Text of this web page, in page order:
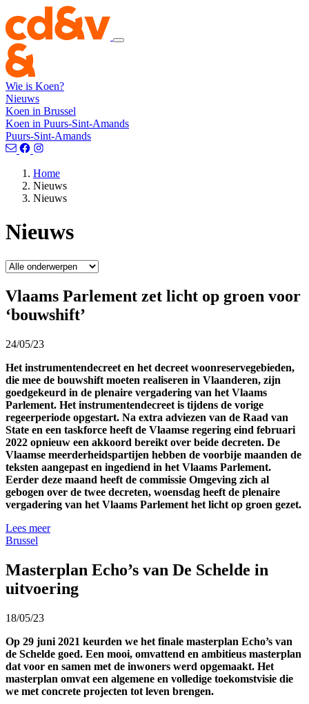
Wie is Koen?
Nieuws
Koen in Brussel
Koen in Puurs-Sint-Amands
Puurs-Sint-Amands
Home
Nieuws
Nieuws
Nieuws
Vlaams Parlement zet licht op groen voor
‘bouwshift’
24/05/23
Het instrumentendecreet en het decreet woonreservegebieden,
die mee de bouwshift moeten realiseren in Vlaanderen, zijn
goedgekeurd in de plenaire vergadering van het Vlaams
Parlement. Het instrumentendecreet is tijdens de vorige
regeerperiode opgestart. Na extra adviezen van de Raad van
State en een taskforce heeft de Vlaamse regering eind februari
2022 opnieuw een akkoord bereikt over beide decreten. De
Vlaamse meerderheidspartijen hebben de voorbije maanden de
teksten aangepast en ingediend in het Vlaams Parlement.
Eerder deze maand heeft de commissie Omgeving zich al
gebogen over de twee decreten, woensdag heeft de plenaire
vergadering van het Vlaams Parlement het licht op groen gezet.
Lees meer
Brussel
Masterplan Echo’s van De Schelde in
uitvoering
18/05/23
Op 29 juni 2021 keurden we het finale masterplan Echo’s van
de Schelde goed. Een mooi, omvattend en ambitieus masterplan
dat voor en samen met de inwoners werd opgemaakt. Het
masterplan omvat een algemene en volledige toekomstvisie die
we met concrete projecten tot leven brengen.